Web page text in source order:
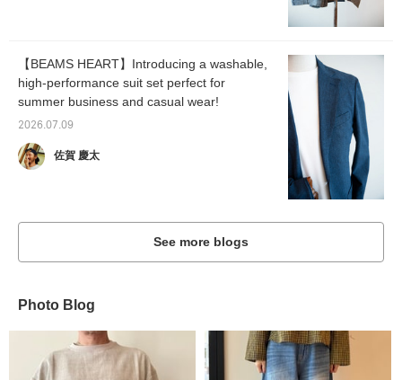
【BEAMS HEART】Introducing a washable,
high-performance suit set perfect for
summer business and casual wear!
2026.07.09
佐賀 慶太
See more blogs
Photo Blog